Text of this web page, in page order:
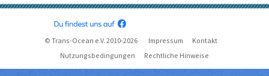
© Trans-Ocean e.V. 2010-2026 Impressum
Kontakt
Nutzungsbedingungen
Rechtliche Hinweise